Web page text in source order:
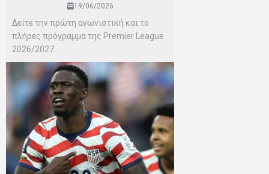
19/06/2026
Δείτε την πρώτη αγωνιστική και το
πλήρες πρόγραμμα της Premier League
2026/2027.